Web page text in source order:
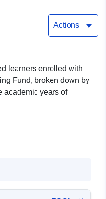
Actions
learners enrolled with
Fund, broken down by
academic years of